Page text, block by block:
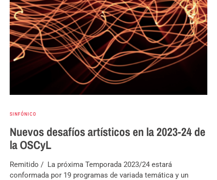
SINFÓNICO
Nuevos desafíos artísticos en la 2023-24 de
la OSCyL
Remitido / La próxima Temporada 2023/24 estará
conformada por 19 programas de variada temática y un